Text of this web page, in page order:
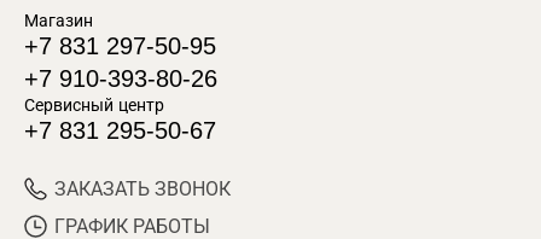
Магазин
+7 831 297-50-95
+7 910-393-80-26
Сервисный центр
+7 831 295-50-67
ЗАКАЗАТЬ ЗВОНОК
ГРАФИК РАБОТЫ